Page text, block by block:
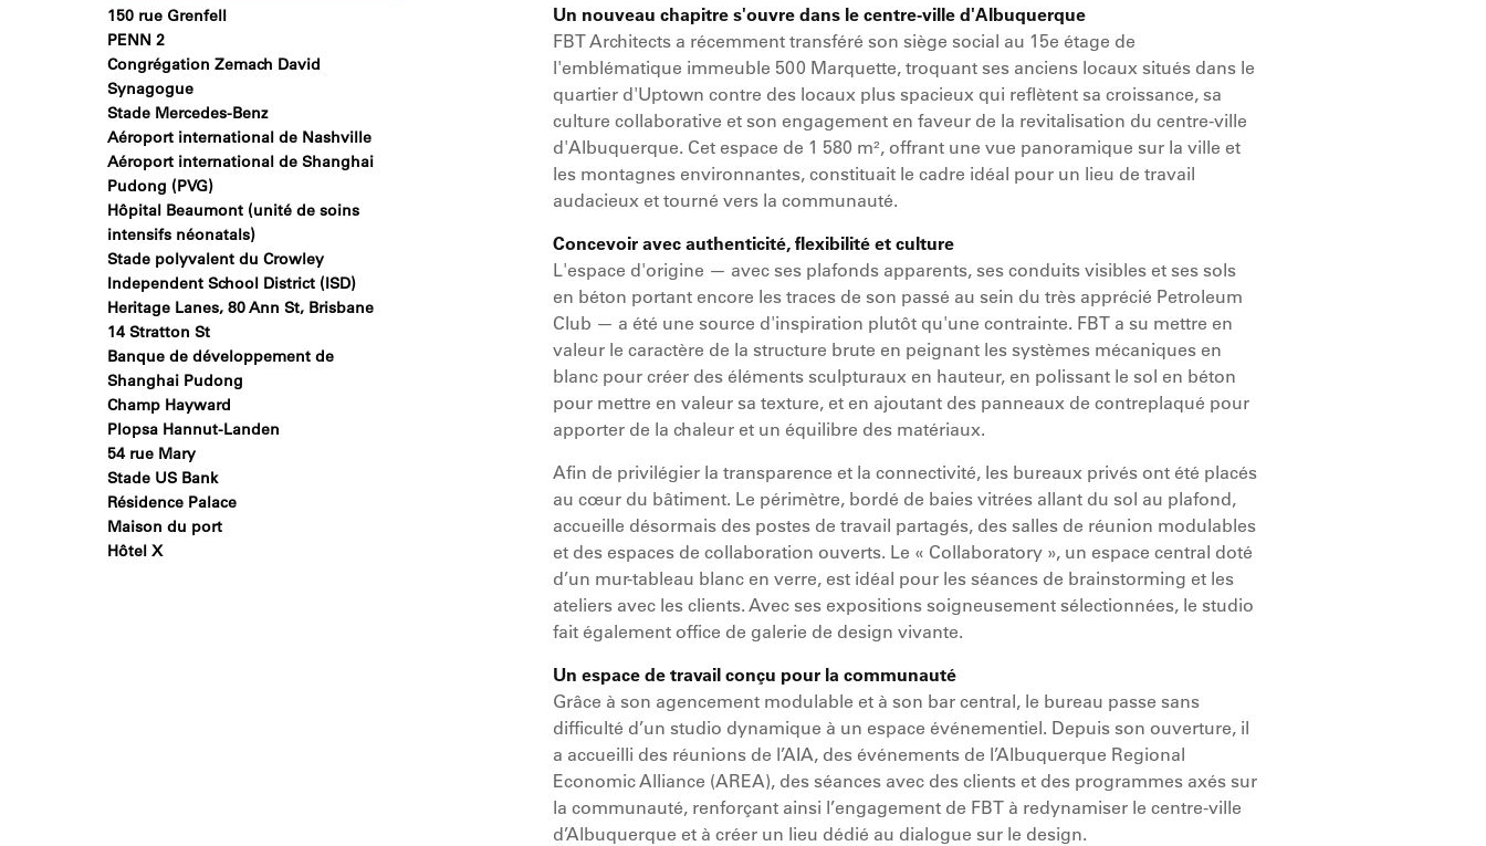
150 rue Grenfell
PENN 2
Congrégation Zemach David
Synagogue
Stade Mercedes-Benz
Aéroport international de Nashville
Aéroport international de Shanghai
Pudong (PVG)
Hôpital Beaumont (unité de soins
intensifs néonatals)
Stade polyvalent du Crowley
Independent School District (ISD)
Heritage Lanes, 80 Ann St, Brisbane
14 Stratton St
Banque de développement de
Shanghai Pudong
Champ Hayward
Plopsa Hannut-Landen
54 rue Mary
Stade US Bank
Résidence Palace
Maison du port
Hôtel X
Un nouveau chapitre s'ouvre dans le centre-ville d'Albuquerque
FBT Architects a récemment transféré son siège social au 15e étage de
l'emblématique immeuble 500 Marquette, troquant ses anciens locaux situés dans le
quartier d'Uptown contre des locaux plus spacieux qui reflètent sa croissance, sa
culture collaborative et son engagement en faveur de la revitalisation du centre-ville
d'Albuquerque. Cet espace de 1 580 m², offrant une vue panoramique sur la ville et
les montagnes environnantes, constituait le cadre idéal pour un lieu de travail
audacieux et tourné vers la communauté.
Concevoir avec authenticité, flexibilité et culture
L'espace d'origine — avec ses plafonds apparents, ses conduits visibles et ses sols
en béton portant encore les traces de son passé au sein du très apprécié Petroleum
Club — a été une source d'inspiration plutôt qu'une contrainte. FBT a su mettre en
valeur le caractère de la structure brute en peignant les systèmes mécaniques en
blanc pour créer des éléments sculpturaux en hauteur, en polissant le sol en béton
pour mettre en valeur sa texture, et en ajoutant des panneaux de contreplaqué pour
apporter de la chaleur et un équilibre des matériaux.
Afin de privilégier la transparence et la connectivité, les bureaux privés ont été placés
au cœur du bâtiment. Le périmètre, bordé de baies vitrées allant du sol au plafond,
accueille désormais des postes de travail partagés, des salles de réunion modulables
et des espaces de collaboration ouverts. Le « Collaboratory », un espace central doté
d’un mur-tableau blanc en verre, est idéal pour les séances de brainstorming et les
ateliers avec les clients. Avec ses expositions soigneusement sélectionnées, le studio
fait également office de galerie de design vivante.
Un espace de travail conçu pour la communauté
Grâce à son agencement modulable et à son bar central, le bureau passe sans
difficulté d’un studio dynamique à un espace événementiel. Depuis son ouverture, il
a accueilli des réunions de l’AIA, des événements de l’Albuquerque Regional
Economic Alliance (AREA), des séances avec des clients et des programmes axés sur
la communauté, renforçant ainsi l’engagement de FBT à redynamiser le centre-ville
d’Albuquerque et à créer un lieu dédié au dialogue sur le design.